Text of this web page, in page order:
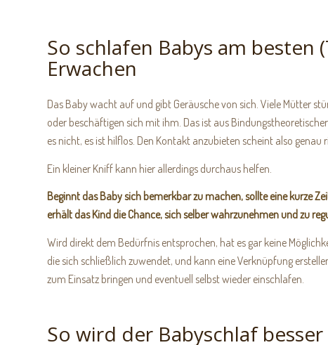
So schlafen Babys am besten
Erwachen
Das Baby wacht auf und gibt Geräusche von sich. Viele Mütter
oder beschäftigen sich mit ihm. Das ist aus
es nicht, es ist hilflos. Den Kontakt anzubieten scheint also genau
Ein kleiner Kniff kann hier allerdings durchaus helfen.
Beginnt das Baby sich bemerkbar zu machen, sollte eine kurze
erhält das Kind die Chance, sich selber wahrzunehmen und zu
Wird direkt dem Bedürfnis entsprochen, hat es gar keine
die sich schließlich zuwendet, und kann eine Verknüpfung
zum Einsatz bringen und eventuell selbst wieder einschlafen.
So wird der Babyschlaf